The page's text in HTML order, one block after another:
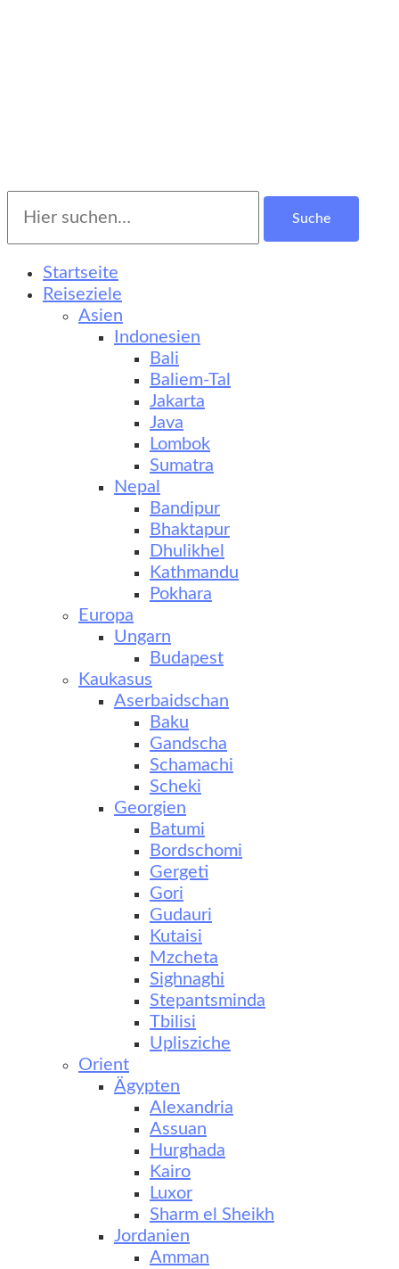
Turkestan Travel
Kultur-, Natur- und Erlebnisreisen
nach:
Startseite
Reiseziele
Asien
Indonesien
Bali
Baliem-Tal
Jakarta
Java
Lombok
Sumatra
Nepal
Bandipur
Bhaktapur
Dhulikhel
Kathmandu
Pokhara
Europa
Ungarn
Budapest
Kaukasus
Aserbaidschan
Baku
Gandscha
Schamachi
Scheki
Georgien
Batumi
Bordschomi
Gergeti
Gori
Gudauri
Kutaisi
Mzcheta
Sighnaghi
Stepantsminda
Tbilisi
Uplisziche
Orient
Ägypten
Alexandria
Assuan
Hurghada
Kairo
Luxor
Sharm el Sheikh
Jordanien
Amman